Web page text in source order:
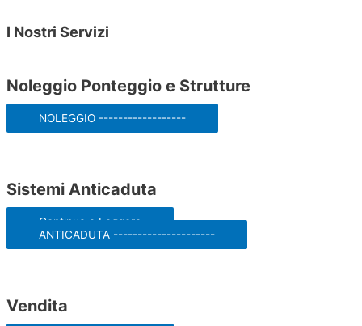
I Nostri Servizi
Noleggio Ponteggio e Strutture
NOLEGGIO ------------------
Sistemi Anticaduta
Continua a Leggere
ANTICADUTA ---------------------
Vendita